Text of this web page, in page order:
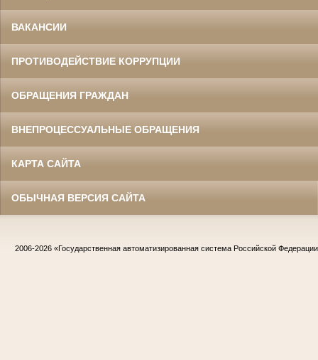
ВАКАНСИИ
ПРОТИВОДЕЙСТВИЕ КОРРУПЦИИ
ОБРАЩЕНИЯ ГРАЖДАН
ВНЕПРОЦЕССУАЛЬНЫЕ ОБРАЩЕНИЯ
КАРТА САЙТА
ОБЫЧНАЯ ВЕРСИЯ САЙТА
2006-2026 «Государственная автоматизированная система Российской